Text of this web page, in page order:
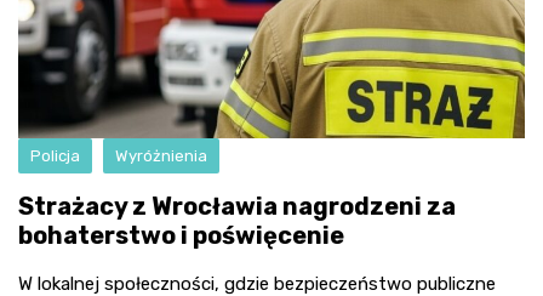
Policja Wyróżnienia
Strażacy z Wrocławia nagrodzeni za
bohaterstwo i poświęcenie
W lokalnej społeczności, gdzie bezpieczeństwo publiczne